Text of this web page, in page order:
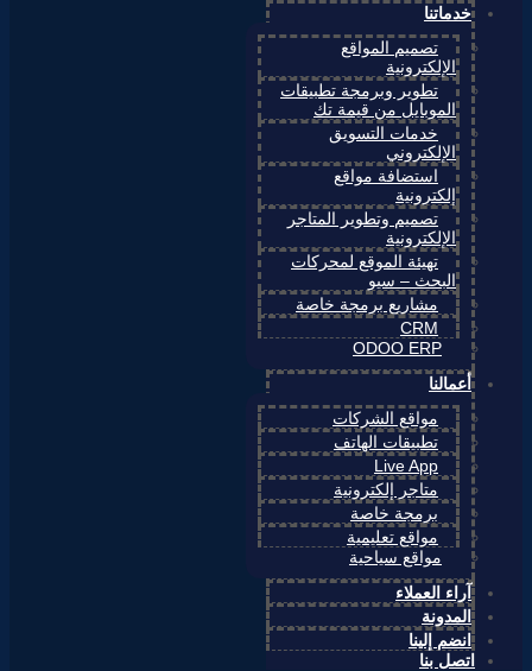
خدماتنا
تصميم المواقع
الإلكترونية
تطوير وبرمجة تطبيقات
الموبايل من قيمة تك
خدمات التسويق
الإلكتروني
استضافة مواقع
إلكترونية
تصميم وتطوير المتاجر
الإلكترونية
تهيئة الموقع لمحركات
البحث – سيو
مشاريع برمجة خاصة
CRM
ODOO ERP
أعمالنا
مواقع الشركات
تطبيقات الهاتف
Live App
متاجر إلكترونية
برمجة خاصة
مواقع تعليمية
مواقع سياحية
آراء العملاء
المدونة
انضم إلينا
اتصل بنا